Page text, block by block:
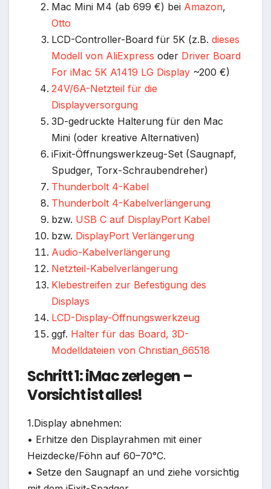
Mac Mini M4 (ab 699 €) bei Amazon,
Otto
LCD-Controller-Board für 5K (z.B. dieses
Modell von AliExpress oder Driver Board
For iMac 5K A1419 LG Display ~200 €)
24V/6A-Netzteil für die
Displayversorgung
3D-gedruckte Halterung für den Mac
Mini (oder kreative Alternativen)
iFixit-Öffnungswerkzeug-Set (Saugnapf,
Spudger, Torx-Schraubendreher)
Thunderbolt 4-Kabel
Thunderbolt 4-Kabelverlängerung
bzw. USB C auf DisplayPort Kabel
bzw. DisplayPort Verlängerung
Audio-Kabelverlängerung
Netzteil-Kabelverlängerung
Klebestreifen zur Befestigung des
Displays
LCD-Display-Öffnungswerkzeug
ggf. Halter für das Board, 3D-
Modelldateien von Christian_66518
Schritt 1: iMac zerlegen –
Vorsicht ist alles!
1.Display abnehmen:
• Erhitze den Displayrahmen mit einer
Heizdecke/Föhn auf 60–70°C.
• Setze den Saugnapf an und ziehe vorsichtig